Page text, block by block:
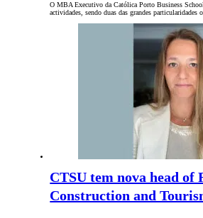
O MBA Executivo da Católica Porto Business
actividades, sendo duas das grandes particularidades
CTSU tem nova head of
Construction and